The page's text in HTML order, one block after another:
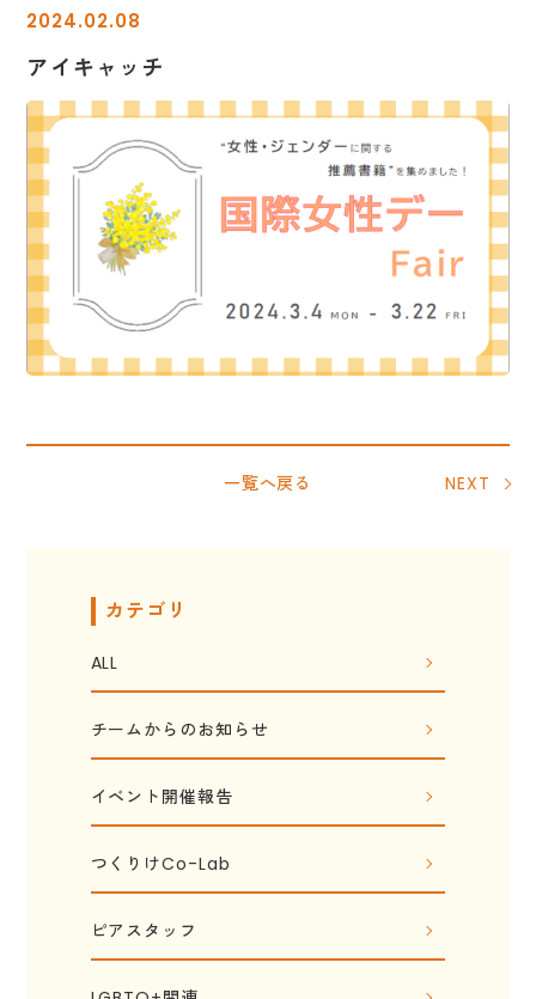
2024.02.08
アイキャッチ
一覧へ戻る NEXT
カテゴリ
ALL
チームからのお知らせ
イベント開催報告
つくりけCo-Lab
ピアスタッフ